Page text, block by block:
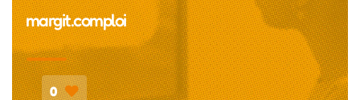
margit.comploi
0